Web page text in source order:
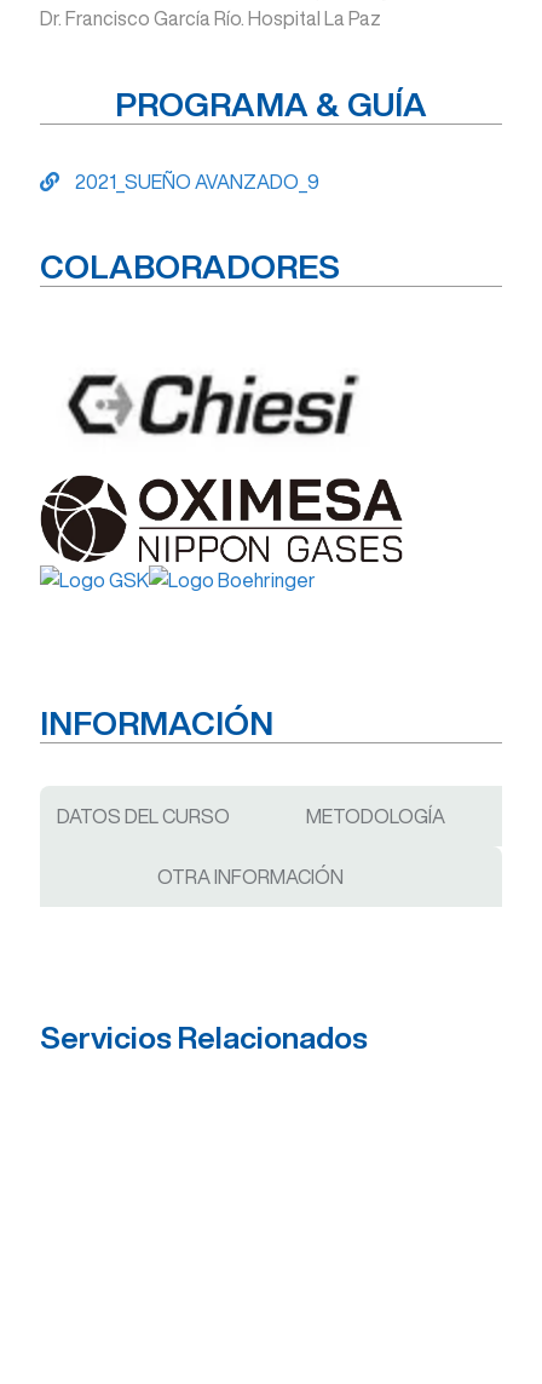
Dr. Francisco García Río. Hospital La Paz
PROGRAMA & GUÍA
2021_SUEÑO AVANZADO_9
COLABORADORES
INFORMACIÓN
DATOS DEL CURSO METODOLOGÍA
OTRA INFORMACIÓN
Servicios Relacionados